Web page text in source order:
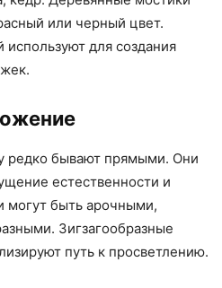
или черный цвет.
используют для создания
редко бывают прямыми. Они
естественности и
могут быть арочными,
Зигзагообразные
путь к просветлению.